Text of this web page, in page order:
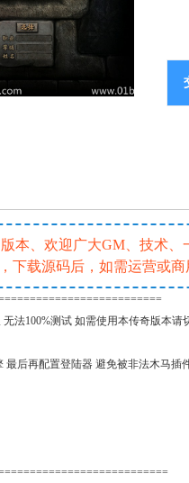
本、欢迎广大GM、技术
下载源码后，如需运营或
法100%测试 如需使用本传奇版本请
后再配置登陆器 避免被非法木马插